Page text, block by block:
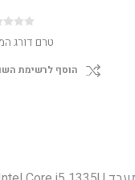
טרם דורג
הוסף לרשימת